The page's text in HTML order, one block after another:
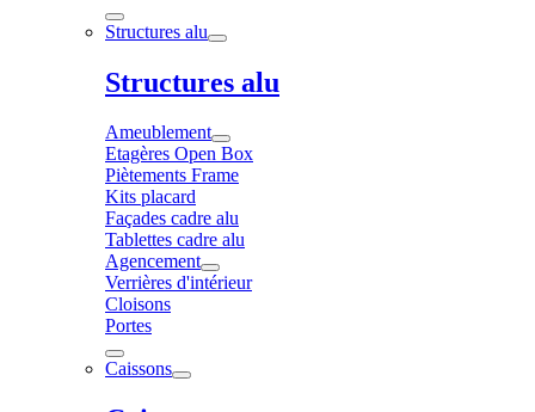
Structures alu
Structures alu
Ameublement
Etagères Open Box
Piètements Frame
Kits placard
Façades cadre alu
Tablettes cadre alu
Agencement
Verrières d'intérieur
Cloisons
Portes
Caissons